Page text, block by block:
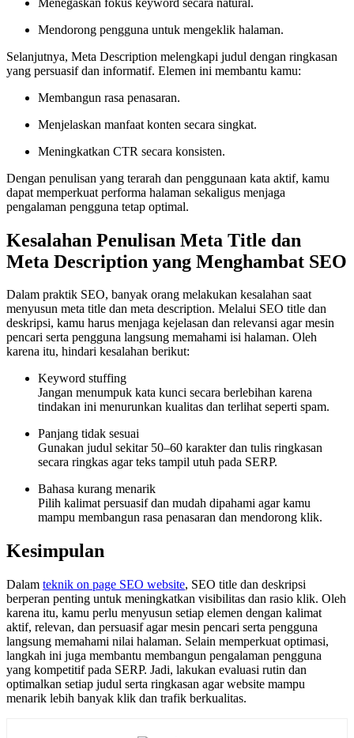
Mendorong pengguna untuk mengeklik halaman.
Selanjutnya, Meta Description melengkapi judul dengan ringkasan
yang persuasif dan informatif. Elemen ini membantu kamu:
Membangun rasa penasaran.
Menjelaskan manfaat konten secara singkat.
Meningkatkan CTR secara konsisten.
Dengan penulisan yang terarah dan penggunaan kata aktif, kamu
dapat memperkuat performa halaman sekaligus menjaga
pengalaman pengguna tetap optimal.
Kesalahan Penulisan Meta Title dan
Meta Description yang Menghambat SEO
Dalam praktik SEO, banyak orang melakukan kesalahan saat
menyusun meta title dan meta description. Melalui SEO title dan
deskripsi, kamu harus menjaga kejelasan dan relevansi agar mesin
pencari serta pengguna langsung memahami isi halaman. Oleh
karena itu, hindari kesalahan berikut:
Keyword stuffing
Jangan menumpuk kata kunci secara berlebihan karena
tindakan ini menurunkan kualitas dan terlihat seperti spam.
Panjang tidak sesuai
Gunakan judul sekitar 50–60 karakter dan tulis ringkasan
secara ringkas agar teks tampil utuh pada SERP.
Bahasa kurang menarik
Pilih kalimat persuasif dan mudah dipahami agar kamu
mampu membangun rasa penasaran dan mendorong klik.
Kesimpulan
Dalam teknik on page SEO website, SEO title dan deskripsi
berperan penting untuk meningkatkan visibilitas dan rasio klik. Oleh
karena itu, kamu perlu menyusun setiap elemen dengan kalimat
aktif, relevan, dan persuasif agar mesin pencari serta pengguna
langsung memahami nilai halaman. Selain memperkuat optimasi,
langkah ini juga membantu membangun pengalaman pengguna
yang kompetitif pada SERP. Jadi, lakukan evaluasi rutin dan
optimalkan setiap judul serta ringkasan agar website mampu
menarik lebih banyak klik dan trafik berkualitas.